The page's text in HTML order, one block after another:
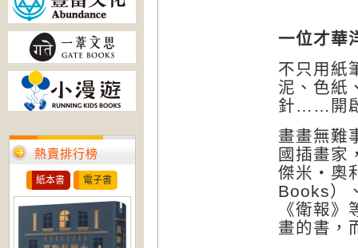
熱賣排行榜
紙本書 電子書
一位才華
不只用紙
泥、色紙
針……開
畫畫無難
國插畫家
傑米 ‧ 奧
Books）
《衛報
畫的書，